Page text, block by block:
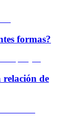
formas?
relación de